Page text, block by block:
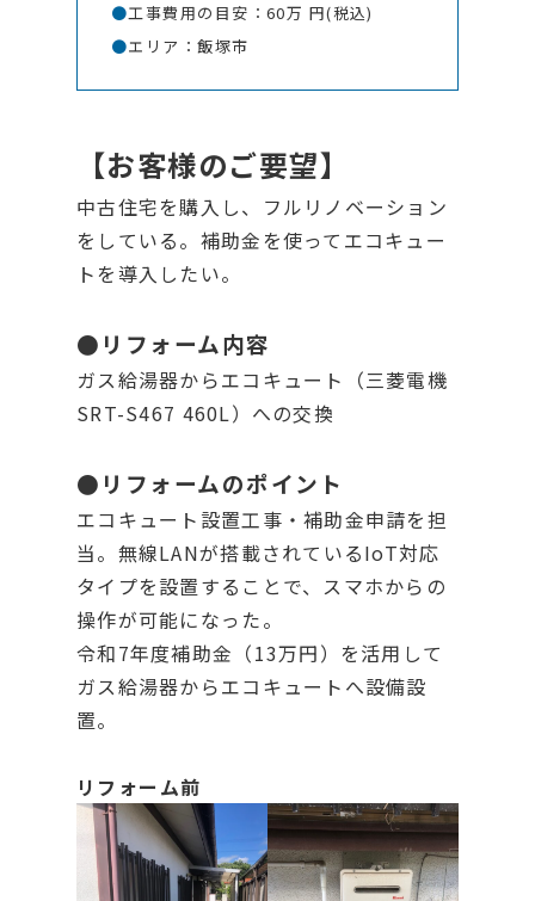
●工事費用の目安：60万 円(税込)
●エリア：飯塚市
【お客様のご要望】
中古住宅を購入し、フルリノベーション
をしている。補助金を使ってエコキュー
トを導入したい。
●リフォーム内容
ガス給湯器からエコキュート（三菱電機
SRT-S467 460L）への交換
●リフォームのポイント
エコキュート設置工事・補助金申請を担
当。無線LANが搭載されているIoT対応
タイプを設置することで、スマホからの
操作が可能になった。
令和7年度補助金（13万円）を活用して
ガス給湯器からエコキュートへ設備設
置。
リフォーム前